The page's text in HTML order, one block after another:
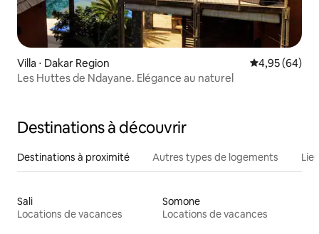
Villa ⋅ Dakar Region Évaluation
4,95 (64)
Les Huttes de Ndayane. Elégance au naturel
Destinations à découvrir
Destinations à proximité Autres types de logements
Sali
Locations de vacances
Somone
Locations de vacances